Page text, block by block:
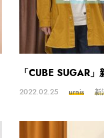
「CUBE SUGAR
2022.02.25 urnis 新